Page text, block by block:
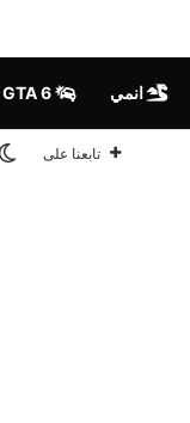
انمي
تابعنا على